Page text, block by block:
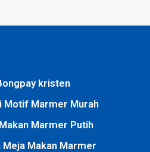
kristen
Motif Marmer Murah
Marmer Putih
Meja Makan Marmer